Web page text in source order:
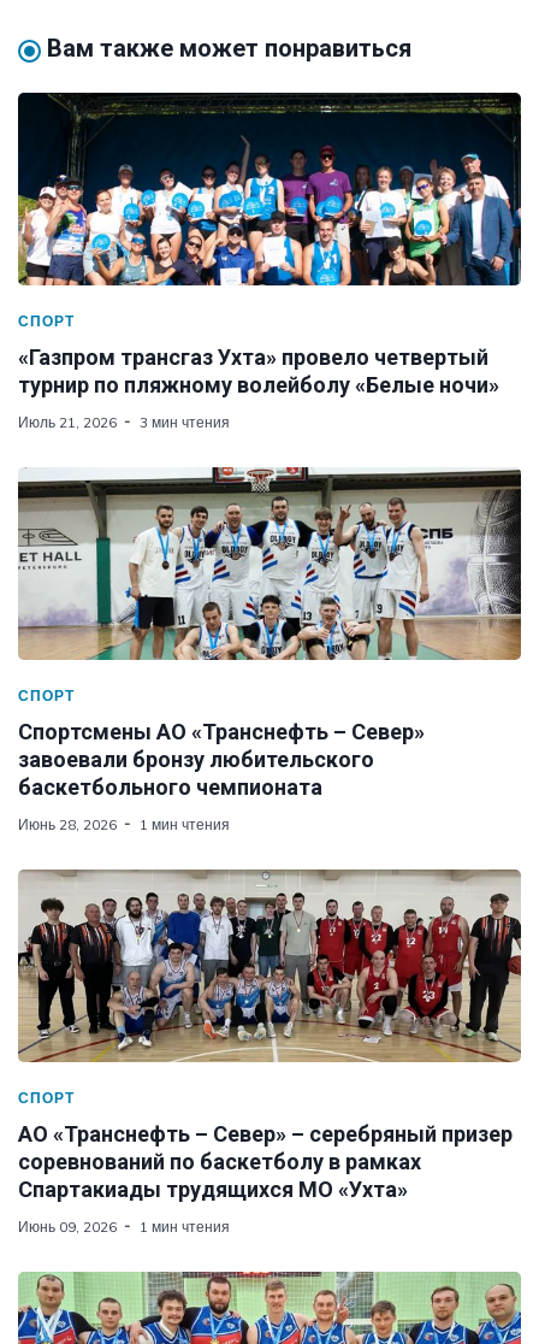
Вам также может понравиться
СПОРТ
«Газпром трансгаз Ухта» провело четвертый
турнир по пляжному волейболу «Белые ночи»
Июль 21, 2026 3 мин чтения
СПОРТ
Спортсмены АО «Транснефть – Север»
завоевали бронзу любительского
баскетбольного чемпионата
Июнь 28, 2026 1 мин чтения
СПОРТ
АО «Транснефть – Север» – серебряный призер
соревнований по баскетболу в рамках
Спартакиады трудящихся МО «Ухта»
Июнь 09, 2026 1 мин чтения